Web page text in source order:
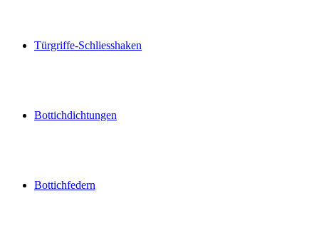
Türgriffe-Schliesshaken
Bottichdichtungen
Bottichfedern